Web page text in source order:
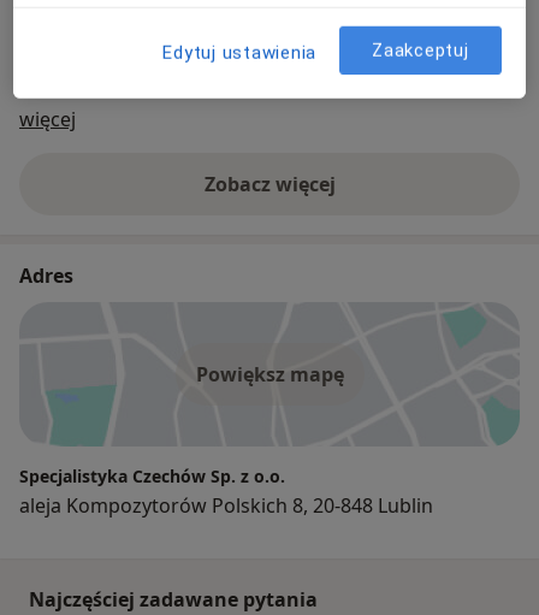
reumatologiczny, laryngologiczny, okulistyczny,
zdrowia psychicznego.
więcej
Zobacz więcej
Adres
Powiększ mapę
Specjalistyka Czechów Sp. z o.o.
aleja Kompozytorów Polskich 8, 20-848 Lublin
Najczęściej zadawane pytania
Edytuj ustawienia Zaakceptuj